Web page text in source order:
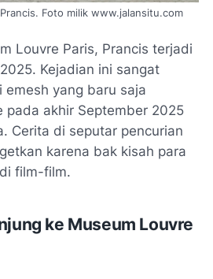
Foto milik www.jalansitu.com
Louvre Paris, Prancis terjadi
Kejadian ini sangat
emesh yang baru saja
pada akhir September 2025
Cerita di seputar pencurian
karena bak kisah para
film-film.
ke Museum Louvre